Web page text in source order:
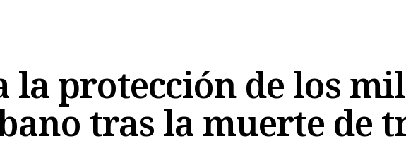
la protección de los
tras la muerte de